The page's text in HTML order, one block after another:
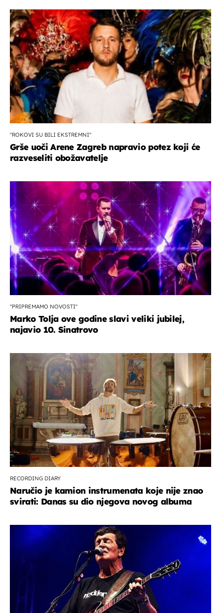
"ROKOVI SU BILI EKSTREMNI"
Grše uoči Arene Zagreb napravio potez koji će
razveseliti obožavatelje
''PRIPREMAMO NOVOSTI''
Marko Tolja ove godine slavi veliki jubilej,
najavio 10. Sinatrovo
RECORDING DIARY
Naručio je kamion instrumenata koje nije znao
svirati: Danas su dio njegova novog albuma